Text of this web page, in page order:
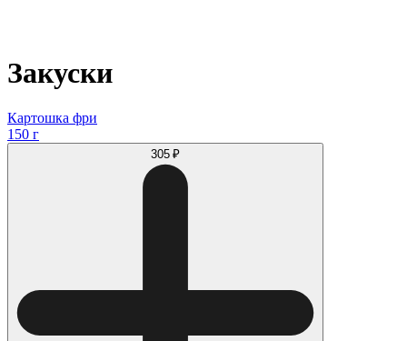
Закуски
Картошка фри
150 г
305 ₽